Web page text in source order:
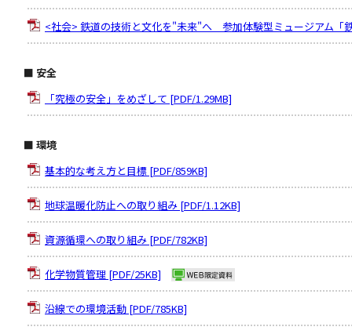
<社会> 鉄道の技術と文化を"未来"へ 参加体験型ミュージアム「
■ 安全
「究極の安全」をめざして [PDF/1.29MB]
■ 環境
基本的な考え方と目標 [PDF/859KB]
地球温暖化防止への取り組み [PDF/1.12KB]
資源循環への取り組み [PDF/782KB]
化学物質管理 [PDF/25KB]
沿線での環境活動 [PDF/785KB]